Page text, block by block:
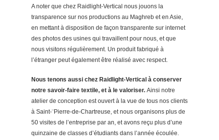
A noter que chez Raidlight-Vertical nous jouons la
transparence sur nos productions au Maghreb et en Asie,
en mettant à disposition de façon transparente sur internet
des photos des usines qui travaillent pour nous, et que
nous visitons régulièrement. Un produit fabriqué à
l’étranger peut également être réalisé avec respect.
Nous tenons aussi chez Raidlight-Vertical à conserver
notre savoir-faire textile, et à le valoriser. Ainsi notre
atelier de conception est ouvert à la vue de tous nos clients
à Saint-¨Pierre-de-Chartreuse, et nous organisons plus de
50 visites de l’entreprise par an, et avons reçu plus d’une
quinzaine de classes d’étudiants dans l’année écoulée.